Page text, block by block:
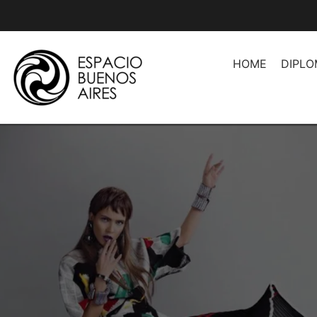
contenido
HOME
Asesoramiento de
Herramientas
Asesores
Organización de Espacios
Producción de Desfiles
Introducción a la Moda